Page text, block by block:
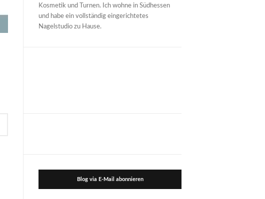
Kosmetik und Turnen. Ich wohne in Südhessen
und habe ein vollständig eingerichtetes
Nagelstudio zu Hause.
Blog via E-Mail abonnieren